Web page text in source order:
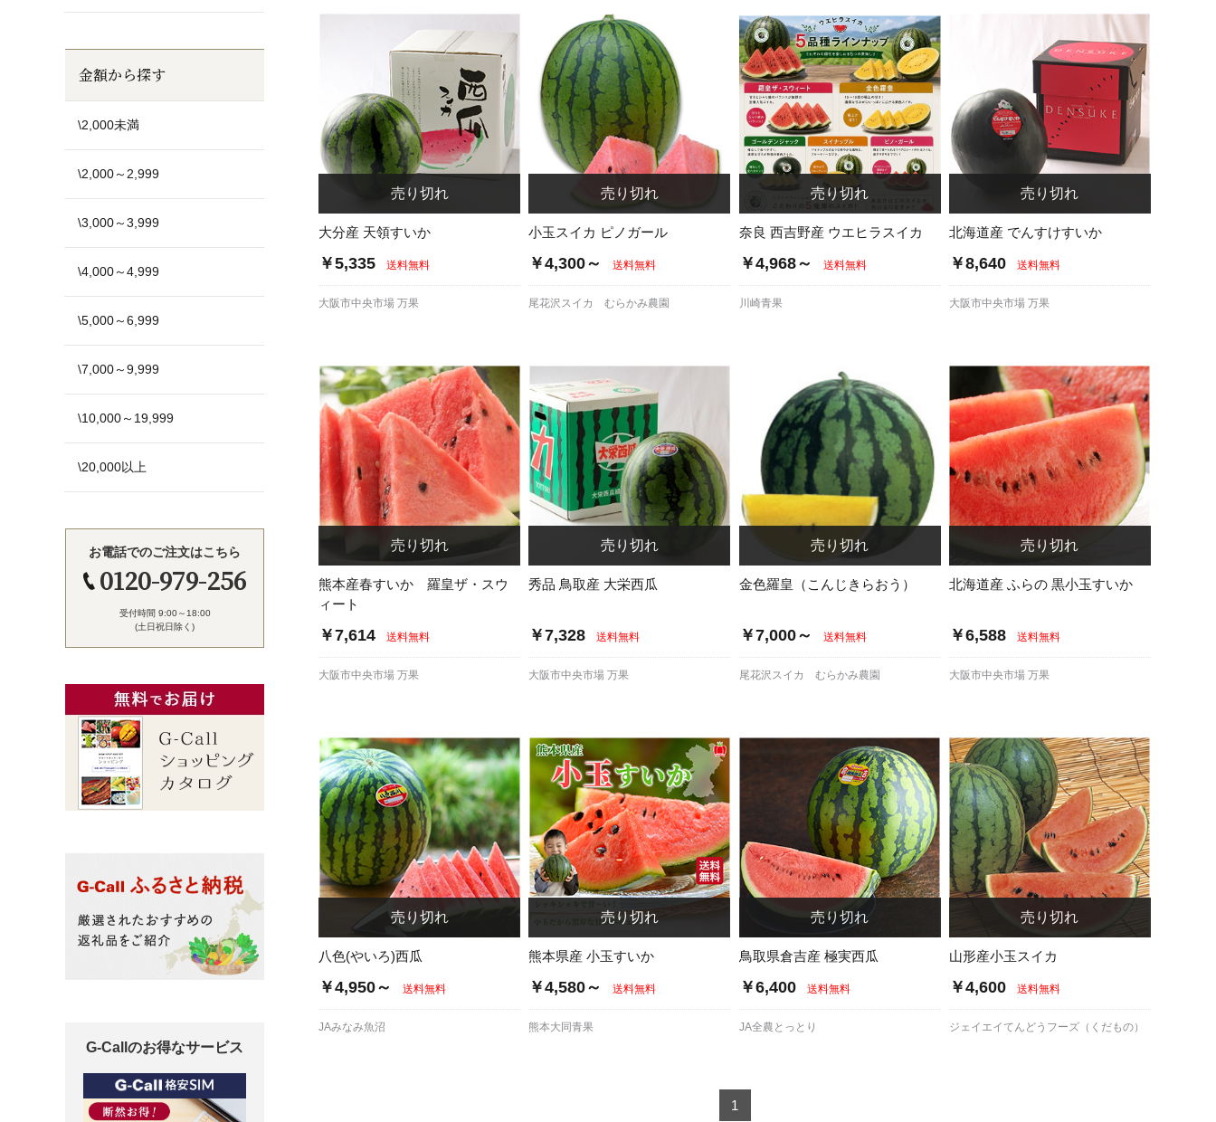
大分産 天領すいか
￥5,335 送料無料
大阪市中央市場 万果
小玉スイカ ピノガール
￥4,300～ 送料無料
尾花沢スイカ むらかみ農園
奈良 西吉野産 ウエヒラスイカ
￥4,968～ 送料無料
川崎青果
北海道産 でんすけすいか
￥8,640 送料無料
大阪市中央市場 万果
熊本産春すいか 羅皇ザ・スウ
ィート
￥7,614 送料無料
大阪市中央市場 万果
秀品 鳥取産 大栄西瓜
￥7,328 送料無料
大阪市中央市場 万果
金色羅皇（こんじきらおう）
￥7,000～ 送料無料
尾花沢スイカ むらかみ農園
北海道産 ふらの 黒小玉すいか
￥6,588 送料無料
大阪市中央市場 万果
八色(やいろ)西瓜
￥4,950～ 送料無料
JAみなみ魚沼
熊本県産 小玉すいか
￥4,580～ 送料無料
熊本大同青果
鳥取県倉吉産 極実西瓜
￥6,400 送料無料
JA全農とっとり
山形産小玉スイカ
￥4,600 送料無料
ジェイエイてんどうフーズ（くだもの）
1
金額から探す
\2,000未満
\2,000～2,999
\3,000～3,999
\4,000～4,999
\5,000～6,999
\7,000～9,999
\10,000～19,999
\20,000以上
お電話でのご注文はこちら
0120-979-256
受付時間 9:00～18:00
(土日祝日除く)
G-Callのお得なサービス